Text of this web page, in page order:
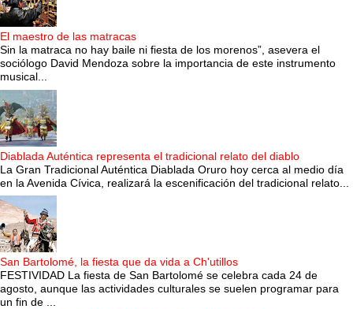
El maestro de las matracas
Sin la matraca no hay baile ni fiesta de los morenos”, asevera el
sociólogo David Mendoza sobre la importancia de este instrumento
musical...
Diablada Auténtica representa el tradicional relato del diablo
La Gran Tradicional Auténtica Diablada Oruro hoy cerca al medio día
en la Avenida Cívica, realizará la escenificación del tradicional relato...
San Bartolomé, la fiesta que da vida a Ch'utillos
FESTIVIDAD La fiesta de San Bartolomé se celebra cada 24 de
agosto, aunque las actividades culturales se suelen programar para
un fin de ...